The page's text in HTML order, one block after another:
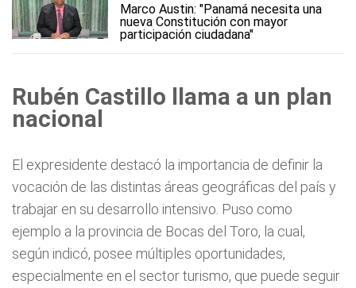
Marco Austin: "Panamá necesita una
nueva Constitución con mayor
participación ciudadana"
Rubén Castillo llama a un plan
nacional
El expresidente destacó la importancia de definir la
vocación de las distintas áreas geográficas del país y
trabajar en su desarrollo intensivo. Puso como
ejemplo a la provincia de Bocas del Toro, la cual,
según indicó, posee múltiples oportunidades,
especialmente en el sector turismo, que puede seguir